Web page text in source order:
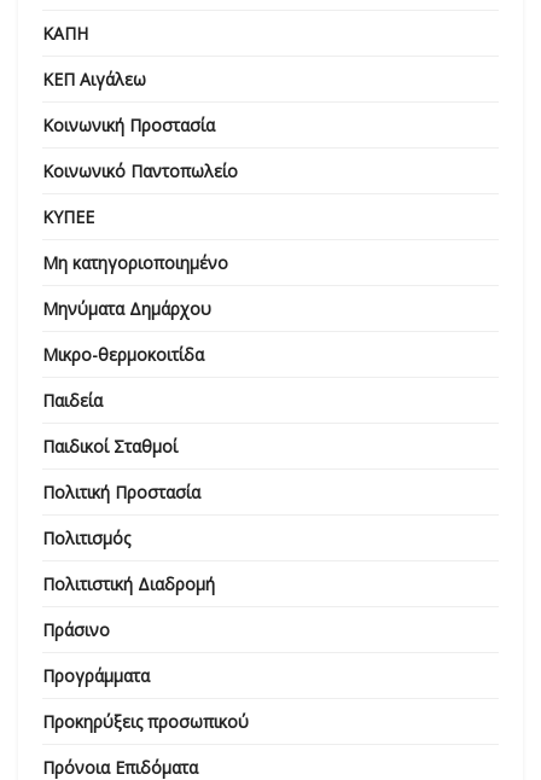
ΚΑΠΗ
ΚΕΠ Αιγάλεω
Κοινωνική Προστασία
Κοινωνικό Παντοπωλείο
ΚΥΠΕΕ
Μη κατηγοριοποιημένο
Μηνύματα Δημάρχου
Μικρο-θερμοκοιτίδα
Παιδεία
Παιδικοί Σταθμοί
Πολιτική Προστασία
Πολιτισμός
Πολιτιστική Διαδρομή
Πράσινο
Προγράμματα
Προκηρύξεις προσωπικού
Πρόνοια Επιδόματα